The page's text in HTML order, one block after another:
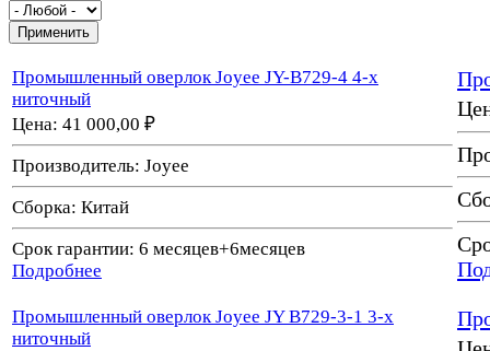
Промышленный оверлок Joyee JY-B729-4 4-х
ниточный
Цена: 41 000,00 ₽
Производитель: Joyee
Сборка: Китай
Срок гарантии: 6 месяцев+6месяцев
Подробнее
Промышленный оверлок Joyee JY B729-3-1 3-х
ниточный